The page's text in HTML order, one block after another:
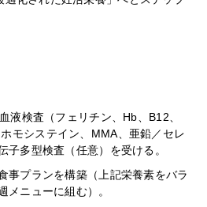
液検査（フェリチン、Hb、B12、
モシステイン、MMA、亜鉛／セレ
子多型検査（任意）を受ける。
事プランを構築（上記栄養素をバラ
メニューに組む）。